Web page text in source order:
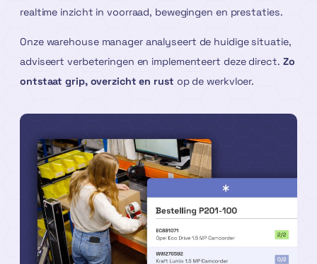
realtime inzicht in voorraad, bewegingen en prestaties.
Onze warehouse manager analyseert de huidige situatie,
adviseert verbeteringen en implementeert deze direct. Zo
ontstaat grip, overzicht en rust op de werkvloer.